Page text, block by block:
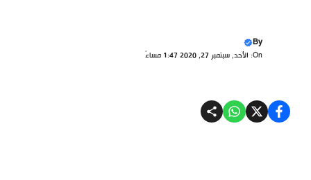
By
On: الأحد, سبتمبر 27, 2020 1:47 مساءً